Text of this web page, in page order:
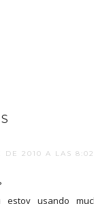
DE 2010 A LAS 8:02
usando